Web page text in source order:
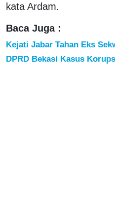
kata Ardam.
Baca Juga :
Kejati Jabar Tahan Eks
DPRD Bekasi Kasus